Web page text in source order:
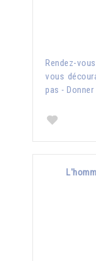
Rendez-
vous
pas -